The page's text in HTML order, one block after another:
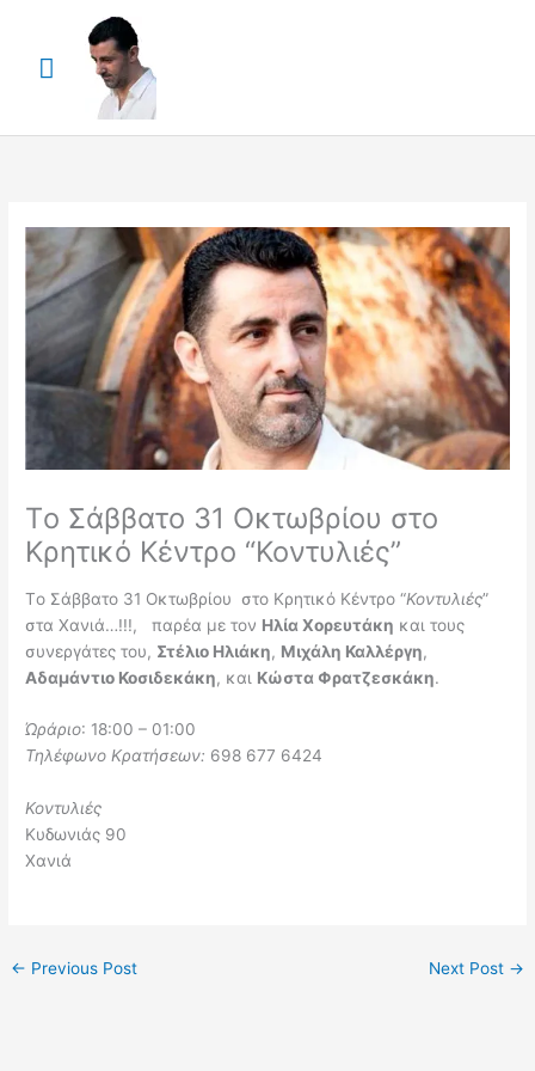
content
Main
Menu
Τo Σάββατο 31 Οκτωβρίου στο
Κρητικό Κέντρο “Κοντυλιές”
Τo Σάββατο 31 Οκτωβρίου στο Κρητικό Κέντρο “Κοντυλιές”
στα Χανιά…!!!, παρέα με τον Ηλία Χορευτάκη και τους
συνεργάτες του, Στέλιο Ηλιάκη, Μιχάλη Καλλέργη,
Αδαμάντιο Κοσιδεκάκη, και Κώστα Φρατζεσκάκη.
Ώράριο: 18:00 – 01:00
Τηλέφωνο Κρατήσεων: 698 677 6424
Κοντυλιές
Κυδωνιάς 90
Χανιά
← Previous Post Next Post →